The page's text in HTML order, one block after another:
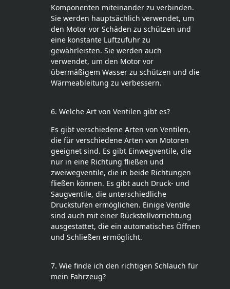
Komponenten miteinander zu verbinden.
Sie werden hauptsächlich verwendet, um
den Motor vor Schäden zu schützen und
eine konstante Luftzufuhr zu
gewährleisten. Sie werden auch
verwendet, um den Motor vor
übermäßigem Wasser zu schützen und die
Wärmeableitung zu verbessern.
6. Welche Art von Ventilen gibt es?
Es gibt verschiedene Arten von Ventilen,
die für verschiedene Arten von Motoren
geeignet sind. Es gibt Einwegventile, die
nur in eine Richtung fließen und
zweiwegventile, die in beide Richtungen
fließen können. Es gibt auch Druck- und
Saugventile, die unterschiedliche
Druckstufen ermöglichen. Einige Ventile
sind auch mit einer Rückstellvorrichtung
ausgestattet, die ein automatisches Öffnen
und Schließen ermöglicht.
7. Wie finde ich den richtigen Schlauch für
mein Fahrzeug?